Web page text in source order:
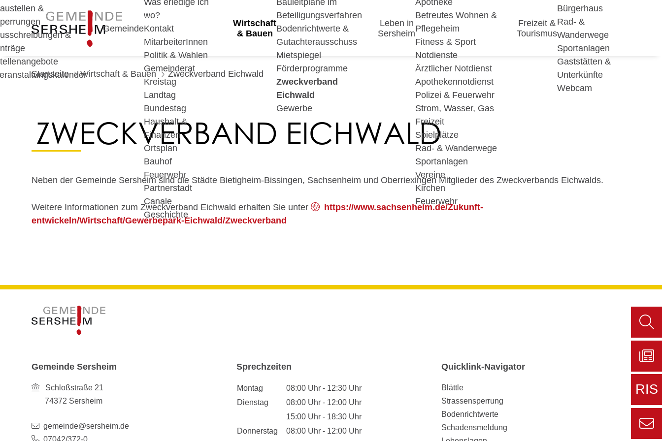
&
&
Gemeinde
wo?
Kontakt
MitarbeiterInnen
Politik & Wahlen
Gemeinderat
Kreistag
Landtag
Bundestag
Haushalt &
Finanzen
Ortsplan
Bauhof
Feuerwehr
Partnerstadt
Canale
Geschichte
Wirtschaft
& Bauen
Beteiligungsverfahren
Bodenrichtwerte &
Gutachterausschuss
Mietspiegel
Förderprogramme
Zweckverband
Eichwald
Gewerbe
Leben in
Sersheim
Betreutes Wohnen &
Pflegeheim
Fitness & Sport
Notdienste
Ärztlicher Notdienst
Apothekennotdienst
Polizei & Feuerwehr
Strom, Wasser, Gas
Freizeit
Spielplätze
Rad- & Wanderwege
Sportanlagen
Vereine
Kirchen
Feuerwehr
Freizeit &
Tourismus
Bürgerhaus
Rad- &
Wanderwege
Sportanlagen
Gaststätten &
Unterkünfte
Webcam
Startseite Wirtschaft & Bauen Zweckverband Eichwald
ZWECKVERBAND EICHWALD
Neben der Gemeinde Sersheim sind die Städte Bietigheim-Bissingen, Sachsenheim und Oberriexingen Mitglieder des Zweckverbands Eichwalds.
Weitere Informationen zum Zweckverband Eichwald erhalten Sie unter
https://www.sachsenheim.de/Zukunft-
entwickeln/Wirtschaft/Gewerbepark-Eichwald/Zweckverband
Gemeinde Sersheim
Schloßstraße 21
74372 Sersheim
gemeinde@sersheim.de
07042/372-0
Sprechzeiten
Montag
08:00 Uhr - 12:30 Uhr
Dienstag
08:00 Uhr - 12:00 Uhr
15:00 Uhr - 18:30 Uhr
Donnerstag
08:00 Uhr - 12:00 Uhr
Quicklink-Navigator
Blättle
Strassensperrung
Bodenrichtwerte
Schadensmeldung
Zu
RIS
Seite